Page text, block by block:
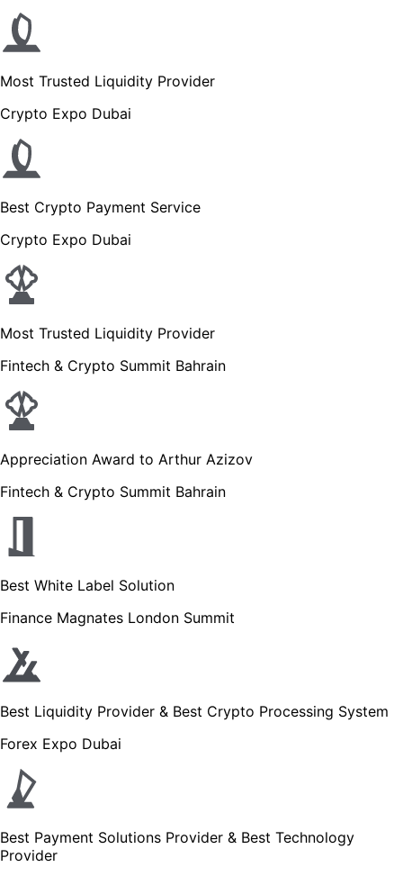
Most Trusted Liquidity Provider
Crypto Expo Dubai
Best Crypto Payment Service
Crypto Expo Dubai
Most Trusted Liquidity Provider
Fintech & Crypto Summit Bahrain
Appreciation Award to Arthur Azizov
Fintech & Crypto Summit Bahrain
Best White Label Solution
Finance Magnates London Summit
Best Liquidity Provider & Best Crypto Processing System
Forex Expo Dubai
Best Payment Solutions Provider & Best Technology
Provider